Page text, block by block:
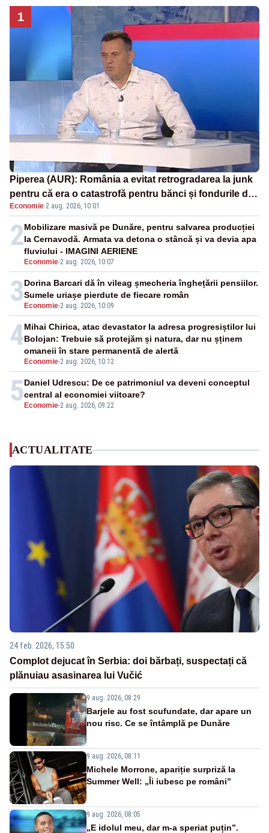
1
Piperea (AUR): România a evitat retrogradarea la junk
pentru că era o catastrofă pentru bănci și fondurile de
pensii
Economie·2 aug. 2026, 10:01
2
Economie-2 aug. 2026, 10:07
Mobilizare masivă pe Dunăre, pentru salvarea producției
la Cernavodă. Armata va detona o stâncă și va devia apa
fluviului - IMAGINI AERIENE
3 Economie-2 aug. 2026, 10:09
Dorina Barcari dă în vileag șmecheria înghețării pensiilor.
Sumele uriașe pierdute de fiecare român
4
Economie-2 aug. 2026, 10:12
Mihai Chirica, atac devastator la adresa progresiștilor lui
Bolojan: Trebuie să protejăm și natura, dar nu șținem
omaneii în stare permanentă de alertă
5 Economie-2 aug. 2026, 09:22
Daniel Udrescu: De ce patrimoniul va deveni conceptul
central al economiei viitoare?
ACTUALITATE
24 feb. 2026, 15:50
Complot dejucat în Serbia: doi bărbați, suspectați că
plănuiau asasinarea lui Vučić
9 aug. 2026, 08:29
Barjele au fost scufundate, dar apare un
nou risc. Ce se întâmplă pe Dunăre
9 aug. 2026, 08:11
Michele Morrone, apariție surpriză la
Summer Well: „Îi iubesc pe români”
9 aug. 2026, 08:05
„E idolul meu, dar m-a speriat puțin”.